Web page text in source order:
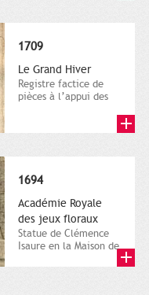
1709
Le Grand Hiver
Registre factice de
pièces à l’appui des
1694
Académie Royale
des jeux floraux
Statue de Clémence
Isaure en la Maison de